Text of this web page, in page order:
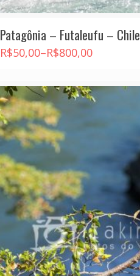
Patagônia – Futaleufu – Chile
R$50,00–R$800,00